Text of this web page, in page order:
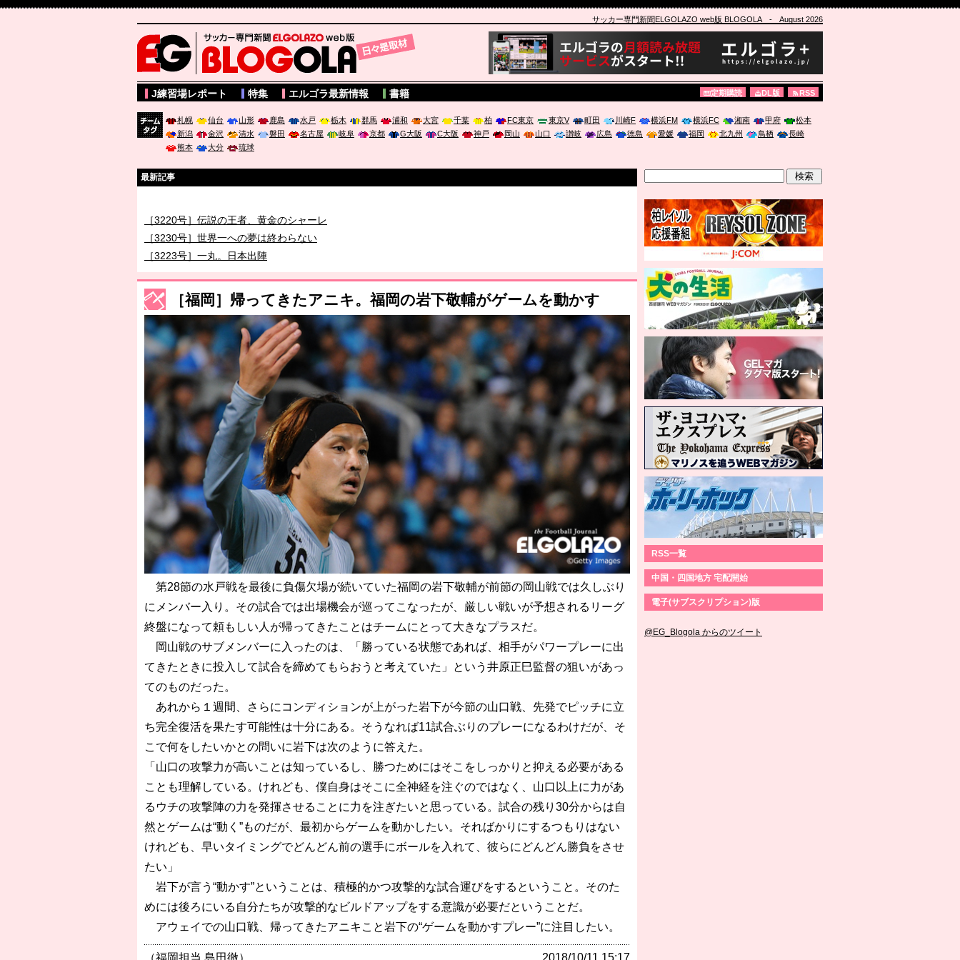
サッカー専門新聞ELGOLAZO web版 BLOGOLA- August 2026
サッカー専門新聞ELGOLAZO web版 BLOGOLA
J練習場レポート 特集 エルゴラ最新情報 書籍 定期購読 DL版 RSS
札幌 仙台 山形 鹿島 水戸 栃木 群馬 浦和 大宮 千葉 柏 FC東京 東京V 町田 川崎F 横浜FM 横浜FC 湘南 甲府
松本
新潟
金沢 清水 磐田 名古屋 岐阜 京都 G大阪 C大阪 神戸 岡山 山口 讃岐 広島 徳島 愛媛 福岡 北九州 鳥栖
長崎
熊本
大分 琉球
最新記事
［3220号］伝説の王者、黄金のシャーレ
［3230号］世界一への夢は終わらない
［3223号］一丸。日本出陣
［3222号］史上最大のW杯開幕 注目は「個」
長谷川 アーリアジャスールさんがシンポジウム「気候変動から命を守る ～エネルギー危機時代の猛暑対策～」に登壇
［福岡］帰ってきたアニキ。福岡の岩下敬輔がゲームを動かす
第28節の水戸戦を最後に負傷欠場が続いていた福岡の岩下敬輔が前節の岡山戦では久しぶり
にメンバー入り。その試合では出場機会が巡ってこなったが、厳しい戦いが予想されるリーグ
終盤になって頼もしい人が帰ってきたことはチームにとって大きなプラスだ。
岡山戦のサブメンバーに入ったのは、「勝っている状態であれば、相手がパワープレーに出
てきたときに投入して試合を締めてもらおうと考えていた」という井原正巳監督の狙いがあっ
てのものだった。
あれから１週間、さらにコンディションが上がった岩下が今節の山口戦、先発でピッチに立
ち完全復活を果たす可能性は十分にある。そうなれば11試合ぶりのプレーになるわけだが、そ
こで何をしたいかとの問いに岩下は次のように答えた。
「山口の攻撃力が高いことは知っているし、勝つためにはそこをしっかりと抑える必要がある
ことも理解している。けれども、僕自身はそこに全神経を注ぐのではなく、山口以上に力があ
るウチの攻撃陣の力を発揮させることに力を注ぎたいと思っている。試合の残り30分からは自
然とゲームは“動く”ものだが、最初からゲームを動かしたい。そればかりにするつもりはない
けれども、早いタイミングでどんどん前の選手にボールを入れて、彼らにどんどん勝負をさせ
たい」
岩下が言う“動かす”ということは、積極的かつ攻撃的な試合運びをするということ。そのた
めには後ろにいる自分たちが攻撃的なビルドアップをする意識が必要だということだ。
アウェイでの山口戦、帰ってきたアニキこと岩下の“ゲームを動かすプレー”に注目したい。
RSS一覧
中国・四国地方 宅配開始
電子(サブスクリプション)版
@EG_Blogola からのツイート